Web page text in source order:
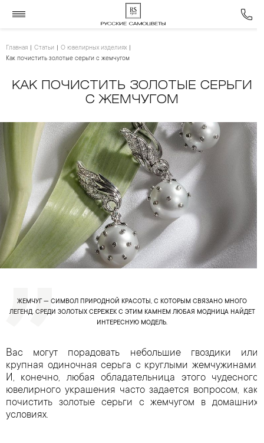
Главная Статьи
О ювелирных изделиях
Как почистить золотые серьги с жемчугом
КАК ПОЧИСТИТЬ ЗОЛОТЫЕ СЕРЬГИ
С ЖЕМЧУГОМ
ЖЕМЧУГ — СИМВОЛ ПРИРОДНОЙ КРАСОТЫ, С КОТОРЫМ СВЯЗАНО МНОГО
ЛЕГЕНД. СРЕДИ ЗОЛОТЫХ СЕРЕЖЕК С ЭТИМ КАМНЕМ ЛЮБАЯ МОДНИЦА НАЙДЕТ
ИНТЕРЕСНУЮ МОДЕЛЬ.
Вас могут порадовать небольшие гвоздики или
крупная одиночная серьга с круглыми жемчужинами.
И, конечно, любая обладательница этого чудесного
ювелирного украшения часто задается вопросом, как
почистить золотые серьги с жемчугом в домашних
условиях.